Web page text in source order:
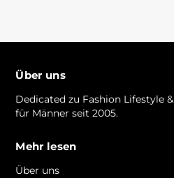
Über uns
Dedicated zu Fashion Lifestyle &
für Männer seit 2005.
Mehr lesen
Über uns